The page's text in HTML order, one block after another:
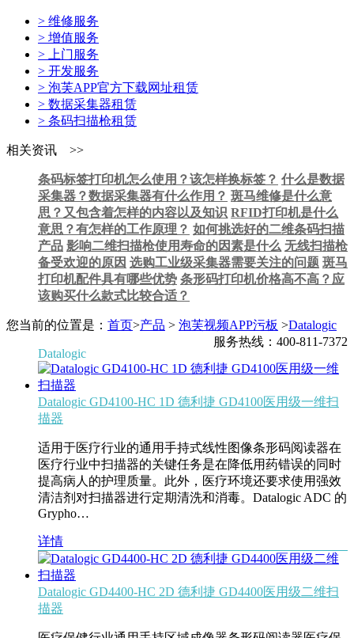
> 维修服务
> 增值服务
> 上门服务
> 开发服务
> 泡芙APP官方下载网址租赁
> 数据采集器租赁
> 条码扫描枪租赁
相关资讯 >>
条码标签打印机怎么使用？该怎样换标签？ 什么是数据
采集器？数据采集器有什么作用？ 斑马维修是什么意
思？又包含着怎样的内容以及知识 RFID打印机是什么
意思？有怎样的工作原理？ 如何挑选好的二维条码扫描
产品 影响二维扫描枪使用寿命的因素是什么 无线扫描枪
备受欢迎的原因 选购工业级采集器需要关注的问题 斑马
打印机配件具有哪些优势 条形码打印机价格高不高？应
该购买什么款式比较合适？
您当前的位置是： 首页>产品 > 泡芙视频APP污板 >Datalogic
服务热线：400-811-7372
Datalogic
Datalogic GD4100-HC 1D 德利捷 GD4100医用级一维扫
描器
适用于医疗行业的通用手持式线性图像条形码阅读器在
医疗行业中扫描器的关键任务是在降低用药错误的同时
提高病人的护理质量。此外，医疗环境还要求使用强效
清洁剂对扫描器进行定期清洗和消毒。Datalogic ADC 的
Grypho…
详情
Datalogic GD4400-HC 2D 德利捷 GD4400医用级二维扫
描器